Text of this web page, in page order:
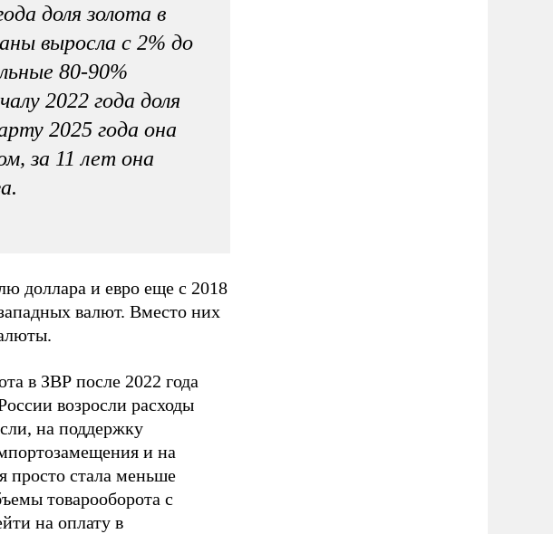
доля золота в
выросла с 2% до
80-90%
2022 года доля
2025 года она
за 11 лет она
доллара и евро еще с 2018
валют. Вместо них
в ЗВР после 2022 года
возросли расходы
на поддержку
и на
просто стала меньше
товарооборота с
на оплату в